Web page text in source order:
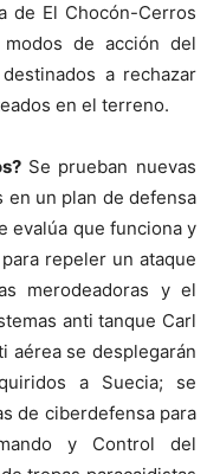
de El Chocón-Cerros
de acción del
a rechazar
en el terreno.
Se prueban nuevas
en un plan de defensa
evalúa que funciona y
repeler un ataque
merodeadoras y el
anti tanque Carl
aérea se desplegarán
a Suecia; se
de ciberdefensa para
y Control del